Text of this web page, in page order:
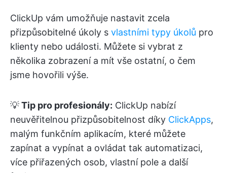
ClickUp vám umožňuje nastavit zcela
přizpůsobitelné úkoly s vlastními typy úkolů pro
klienty nebo události. Můžete si vybrat z
několika zobrazení a mít vše ostatní, o čem
jsme hovořili výše.
💡Tip pro profesionály: ClickUp nabízí
neuvěřitelnou přizpůsobitelnost díky ClickApps,
malým funkčním aplikacím, které můžete
zapínat a vypínat a ovládat tak automatizaci,
více přiřazených osob, vlastní pole a další